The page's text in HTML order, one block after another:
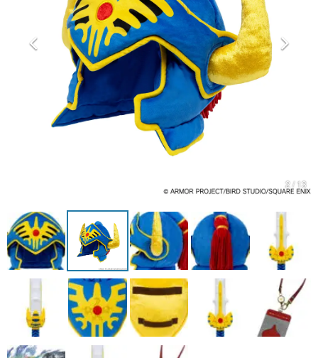
カテゴリ
特集記事
アプリレビュー
運営：株式会社マレ
2 / 13